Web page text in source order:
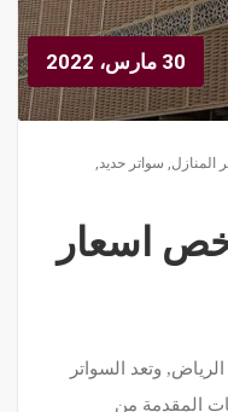
30 مارس، 2022
المنازل سواتر حديد
اسعار
وتعد السواتر
المقدمة من